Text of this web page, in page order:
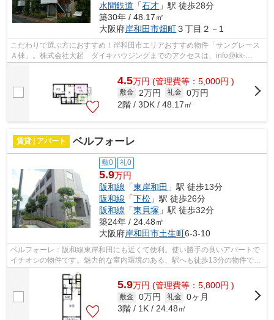
水間鉄道 「石才 」駅 徒歩28分
築30年 / 48.17㎡
大阪府岸和田市畑町３丁目２－1
こだわりで選ぶ方におすすめ！岸和田市エリアおすすめ物件「サングレース
Ａ棟」。株式会社大起 ダイキハウジングまでのアクセスは、info@kk-
4.5万円 (管理費等：5,000円 )
敷金 2万円 礼金 0万円
2階 / 3DK / 48.17㎡
賃貸 | アパート ベルフォーレ
敷0 礼0
5.9万円
阪和線 「東岸和田 」駅 徒歩13分
阪和線 「下松 」駅 徒歩26分
阪和線 「東貝塚 」駅 徒歩32分
築24年 / 24.48㎡
大阪府岸和田市土生町6-3-10
ベルフォーレ：阪和線東岸和田にも近くて便利。使い勝手の良いアパートで
イチオシの物件です。魅力的な室内環境のある、駅へも徒歩13分の物件で
す。最上階は夜景が綺麗に観え、周りの...
5.9万円 (管理費等：5,800円 )
敷金 0万円 礼金 0ヶ月
3階 / 1K / 24.48㎡